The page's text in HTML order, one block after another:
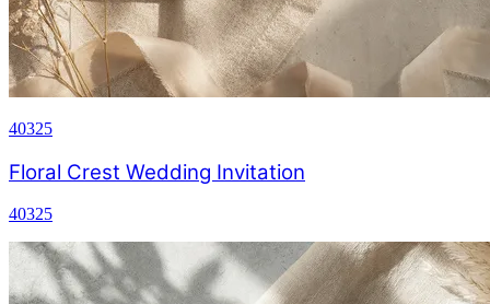
40325
Floral Crest Wedding Invitation
40325